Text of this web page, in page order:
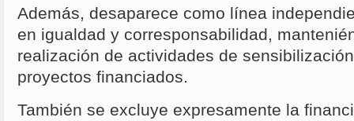
Además, desaparece como línea
en igualdad y corresponsabilidad,
realización de actividades de
proyectos financiados.
También se excluye expresamente la